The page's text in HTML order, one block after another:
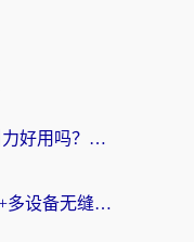
海外党必看：Quickback和引力好用吗？3分钟搞懂回国加速器怎么选
海外党必看：电视VPN回国+多设备无缝访问国内资源的实用指南